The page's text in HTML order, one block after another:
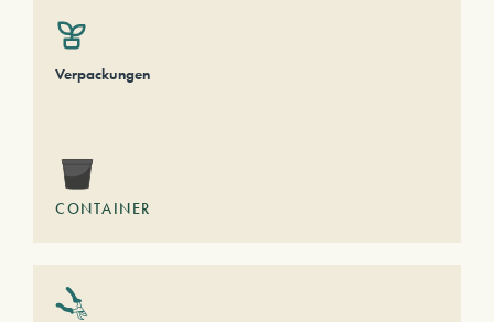
Verpackungen
CONTAINER